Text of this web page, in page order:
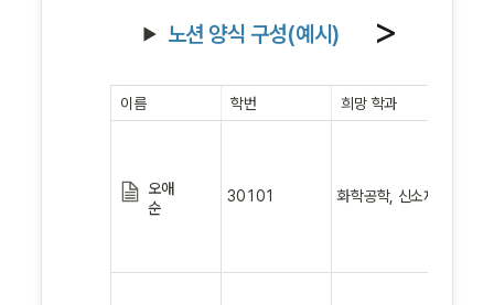
노션 양식 구성(예시)
이름 학번 희망 학과
오애
순
30101 화학공학, 신소재공학, 약